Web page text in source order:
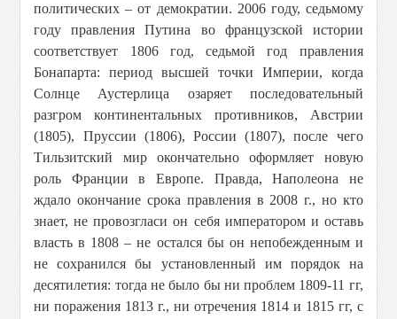
политических – от демократии. 2006 году, седьмому
году правления Путина во французской истории
соответствует 1806 год, седьмой год правления
Бонапарта: период высшей точки Империи, когда
Солнце Аустерлица озаряет последовательный
разгром континентальных противников, Австрии
(1805), Пруссии (1806), России (1807), после чего
Тильзитский мир окончательно оформляет новую
роль Франции в Европе. Правда, Наполеона не
ждало окончание срока правления в 2008 г., но кто
знает, не провозгласи он себя императором и оставь
власть в 1808 – не остался бы он непобежденным и
не сохранился бы установленный им порядок на
десятилетия: тогда не было бы ни проблем 1809-11 гг,
ни поражения 1813 г., ни отречения 1814 и 1815 гг, с